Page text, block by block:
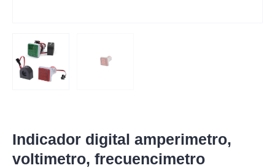
Indicador digital amperimetro,
voltimetro, frecuencimetro